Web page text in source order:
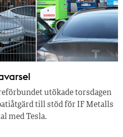
utökade torsdagen
till stöd för IF Metalls
med Tesla.